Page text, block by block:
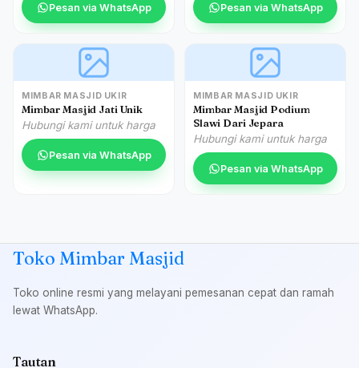
Pesan via WhatsApp Pesan via WhatsApp
MIMBAR MASJID UKIR
Mimbar Masjid Jati Unik
Hubungi kami untuk harga
Pesan via WhatsApp
MIMBAR MASJID UKIR
Mimbar Masjid Podium
Slawi Dari Jepara
Hubungi kami untuk harga
Pesan via WhatsApp
Toko Mimbar Masjid
Toko online resmi yang melayani pemesanan cepat dan ramah
lewat WhatsApp.
Tautan